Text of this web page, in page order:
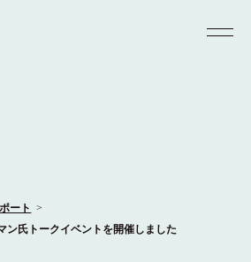
ート
ン氏トークイベントを開催しました